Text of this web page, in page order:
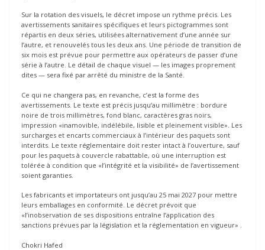
Sur la rotation des visuels, le décret impose un rythme précis. Les
avertissements sanitaires spécifiques et leurs pictogrammes sont
répartis en deux séries, utilisées alternativement d’une année sur
l’autre, et renouvelés tous les deux ans. Une période de transition de
six mois est prévue pour permettre aux opérateurs de passer d’une
série à l’autre. Le détail de chaque visuel — les images proprement
dites — sera fixé par arrêté du ministre de la Santé.
Ce qui ne changera pas, en revanche, c’est la forme des
avertissements. Le texte est précis jusqu’au millimètre : bordure
noire de trois millimètres, fond blanc, caractères gras noirs,
impression «inamovible, indélébile, lisible et pleinement visible». Les
surcharges et encarts commerciaux à l’intérieur des paquets sont
interdits. Le texte réglementaire doit rester intact à l’ouverture, sauf
pour les paquets à couvercle rabattable, où une interruption est
tolérée à condition que «l’intégrité et la visibilité» de l’avertissement
soient garanties.
Les fabricants et importateurs ont jusqu’au 25 mai 2027 pour mettre
leurs emballages en conformité. Le décret prévoit que
«l’inobservation de ses dispositions entraîne l’application des
sanctions prévues par la législation et la réglementation en vigueur» .
Chokri Hafed